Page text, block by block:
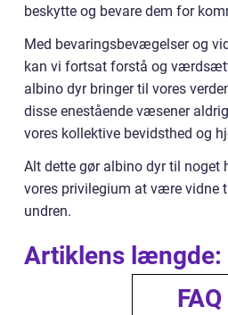
beskytte og bevare dem for
Med bevaringsbevægelser og
kan vi fortsat forstå og
albino dyr bringer til vores
disse enestående væsener
vores kollektive bevidsthed og
Alt dette gør albino dyr til noget
vores privilegium at være vidne
undren.
Artiklens længde:
FAQ